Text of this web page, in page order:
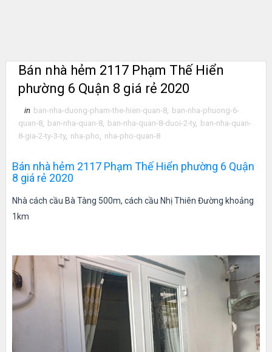
Bán nhà hẻm 2117 Phạm Thế Hiển
phường 6 Quận 8 giá rẻ 2020
in ban-nha-duong-pham-the-hien-quan-8, ban-nha-phuong-6-
quan-8, ban-nha-quan-8, ban-nha-quan-8-duoi-2-ty, ban-nha-quan-
8-gia-2-ty-3-ty, nha-pho, nha-pho-quan-8
Bán nhà hẻm 2117 Phạm Thế Hiển phường 6 Quận
8 giá rẻ 2020
Nhà cách cầu Bà Tàng 500m, cách cầu Nhị Thiên Đường khoảng
1km